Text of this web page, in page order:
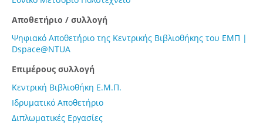
Αποθετήριο / συλλογή
Ψηφιακό Αποθετήριο της Κεντρικής Βιβλιοθήκης του ΕΜΠ |
Dspace@NTUA
Επιμέρους συλλογή
Κεντρική Βιβλιοθήκη Ε.Μ.Π.
Ιδρυματικό Αποθετήριο
Διπλωματικές Εργασίες